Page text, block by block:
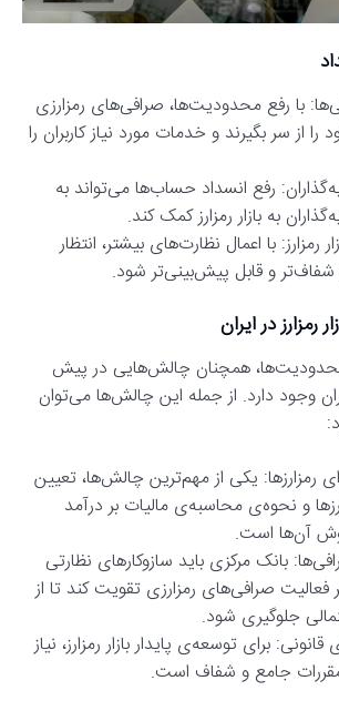
با رفع محدودیت‌ها، صرافی‌های رمزارزی
از سر بگیرند و خدمات مورد نیاز کاربران را
رفع انسداد حساب‌ها می‌تواند به
به بازار رمزارز کمک کند.
رمزارز: با اعمال نظارت‌های بیشتر، انتظار
شفاف‌تر و قابل پیش‌بینی‌تر شود.
رمزارز در ایران
همچنان چالش‌هایی در پیش
وجود دارد. از جمله این چالش‌ها می‌توان
رمزارزها: یکی از مهم‌ترین چالش‌ها، تعیین
و نحوه‌ی محاسبه‌ی مالیات بر درآمد
آن‌ها است.
بانک مرکزی باید سازوکارهای نظارتی
فعالیت صرافی‌های رمزارزی تقویت کند تا از
جلوگیری شود.
برای توسعه‌ی پایدار بازار رمزارز، نیاز
جامع و شفاف است.